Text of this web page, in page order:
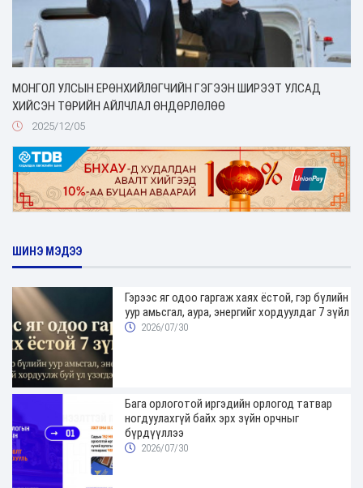
МОНГОЛ УЛСЫН ЕРӨНХИЙЛӨГЧИЙН ГЭГЭЭН ШИРЭЭТ УЛСАД
ХИЙСЭН ТӨРИЙН АЙЛЧЛАЛ ӨНДӨРЛӨЛӨӨ
2025/12/05
ШИНЭ МЭДЭЭ
Гэрээс яг одоо гаргаж хаях ёстой, гэр бүлийн
уур амьсгал, аура, энергийг хордуулдаг 7 зүйл
2026/07/30
Бага орлоготой иргэдийн орлогод татвар
ногдуулахгүй байх эрх зүйн орчныг
бүрдүүллээ
2026/07/30